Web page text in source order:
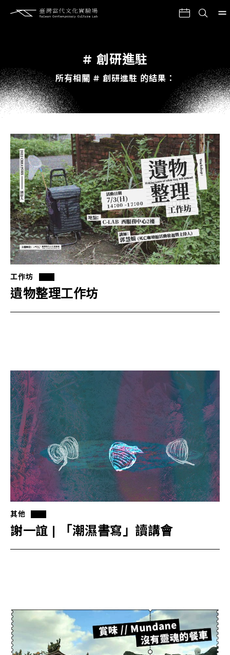
# 創研進駐
所有相關 # 創研進駐 的結果：
工作坊
遺物整理工作坊
其他
謝一誼 | 「潮濕書寫」讀講會